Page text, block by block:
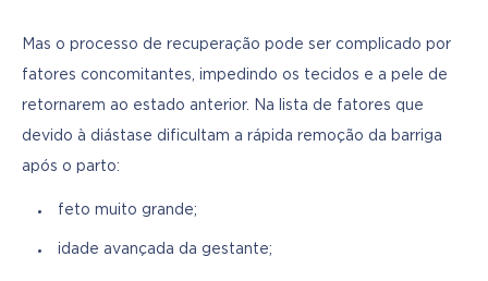
Mas o processo de recuperação pode ser complicado por
fatores concomitantes, impedindo os tecidos e a pele de
retornarem ao estado anterior. Na lista de fatores que
devido à diástase dificultam a rápida remoção da barriga
após o parto:
feto muito grande;
idade avançada da gestante;